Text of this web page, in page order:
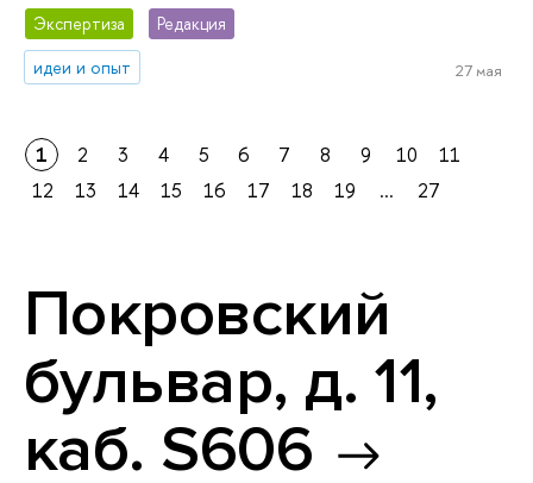
Экспертиза
Редакция
идеи и опыт
27 мая
1 2 3 4 5 6 7 8 9 10
11
12
13 14 15 16 17 18 19 ... 27
Покровский
бульвар, д. 11,
каб. S606